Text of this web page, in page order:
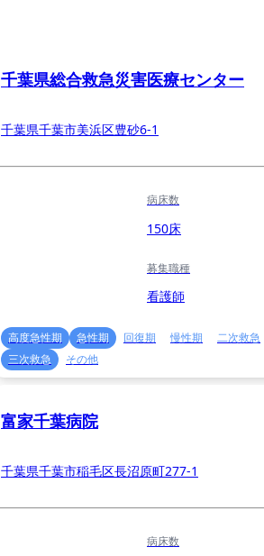
千葉県総合救急災害医療センター
千葉県千葉市美浜区豊砂6-1
病床数
150床
募集職種
看護師
高度急性期 急性期 回復期 慢性期
二次救急
三次救急
その他
富家千葉病院
千葉県千葉市稲毛区長沼原町277-1
病床数